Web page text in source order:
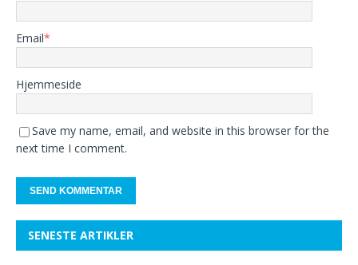
Email*
Hjemmeside
Save my name, email, and website in this browser for the
next time I comment.
SENESTE ARTIKLER